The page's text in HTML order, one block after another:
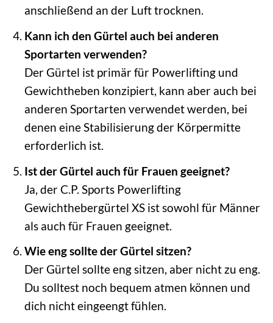
anschließend an der Luft trocknen.
Kann ich den Gürtel auch bei anderen
Sportarten verwenden?
Der Gürtel ist primär für Powerlifting und
Gewichtheben konzipiert, kann aber auch bei
anderen Sportarten verwendet werden, bei
denen eine Stabilisierung der Körpermitte
erforderlich ist.
Ist der Gürtel auch für Frauen geeignet?
Ja, der C.P. Sports Powerlifting
Gewichthebergürtel XS ist sowohl für Männer
als auch für Frauen geeignet.
Wie eng sollte der Gürtel sitzen?
Der Gürtel sollte eng sitzen, aber nicht zu eng.
Du solltest noch bequem atmen können und
dich nicht eingeengt fühlen.